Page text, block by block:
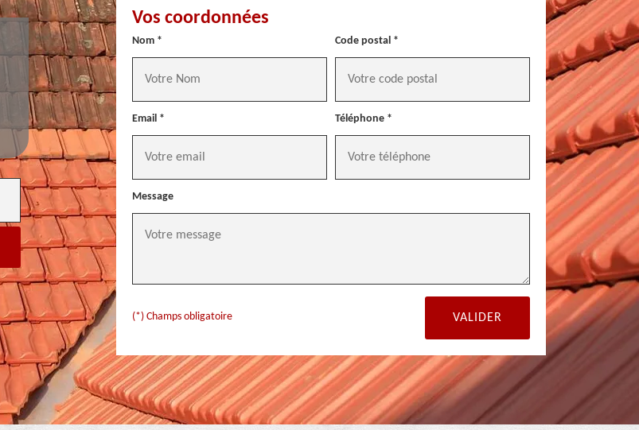
Vos coordonnées
Nom * Code postal *
Email * Téléphone *
Message
(*) Champs obligatoire